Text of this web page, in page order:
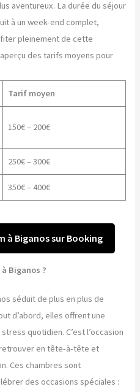
aventureux. La durée du séjour
à un week-end complet,
pleinement de cette
des tarifs moyens pour
Tarif moyen
150€ – 200€
250€ – 300€
350€ – 400€
à Biganos sur Booking
Biganos ?
séduit de plus en plus de
d’abord, elles offrent une
quotidien. C’est l’occasion
en tête-à-tête et
Ces chambres sont
des occasions spéciales :